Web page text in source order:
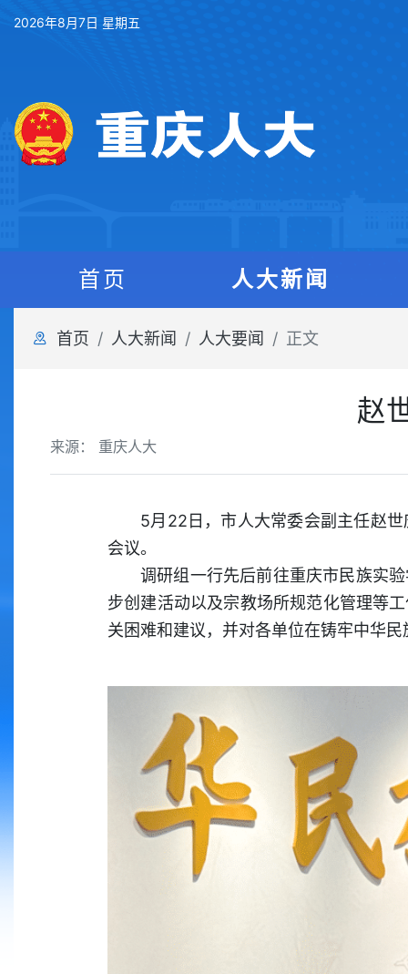
2026年8月7日 星期五
首页 人大新闻
首页 人大新闻 人大要闻 正文
赵
来源： 重庆人大
5月22日，市人大常委会副主任赵
会议。
调研组一行先后前往重庆市民族实
步创建活动以及宗教场所规范化管理等
关困难和建议，并对各单位在铸牢中华